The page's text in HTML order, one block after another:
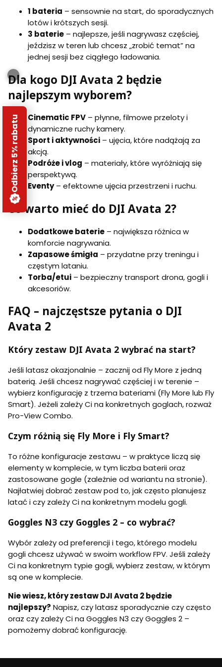
1 bateria – sensownie na start, do sporadycznych
lotów i krótszych sesji.
3 baterie – najlepsze, jeśli nagrywasz częściej,
jeździsz w teren lub chcesz „zrobić temat” na
jednej sesji bez ciągłego ładowania.
Dla kogo DJI Avata 2 będzie
najlepszym wyborem?
Cinematic FPV – płynne, filmowe przeloty i
dynamiczne ruchy kamery.
Sport i aktywności – ujęcia, które nadążają za
akcją.
Podróże i vlog – materiały, które wyróżniają się
perspektywą.
Eventy– efektowne ujęcia przestrzeni i ruchu.
Co warto mieć do DJI Avata 2?
Dodatkowe baterie – największa różnica w
komforcie nagrywania.
Zapasowe śmigła – przydatne przy treningu i
częstym lataniu.
Torba/etui – bezpieczny transport drona, gogli i
akcesoriów.
FAQ – najczęstsze pytania o DJI
Avata 2
Który zestaw DJI Avata 2 wybrać na start?
Jeśli latasz okazjonalnie – zacznij od Fly More z jedną
baterią. Jeśli chcesz nagrywać częściej i w terenie –
wybierz konfigurację z trzema bateriami (Fly More lub Fly
Smart). Jeżeli zależy Ci na konkretnych goglach, rozważ
Pro-View Combo.
Czym różnią się Fly More i Fly Smart?
To różne konfiguracje zestawu – w praktyce liczą się
elementy w komplecie, w tym liczba baterii oraz
zastosowane gogle (zależnie od wariantu na stronie).
Najłatwiej dobrać zestaw pod to, jak często planujesz
latać i czy zależy Ci na konkretnym modelu gogli.
Goggles N3 czy Goggles 2 – co wybrać?
Wybór zależy od preferencji i tego, którego modelu
gogli chcesz używać w swoim workflow FPV. Jeśli zależy
Ci na konkretnym typie gogli, wybierz zestaw, w którym
są one w komplecie.
Nie wiesz, który zestaw DJI Avata 2 będzie
najlepszy? Napisz, czy latasz sporadycznie czy często
oraz czy zależy Ci na Goggles N3 czy Goggles 2 –
pomożemy dobrać konfigurację.
Odbierz 5% rabatu